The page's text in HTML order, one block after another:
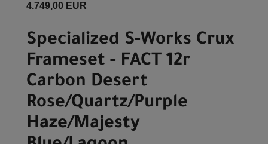
4.749,00 EUR
Specialized S-Works Crux
Frameset - FACT 12r
Carbon Desert
Rose/Quartz/Purple
Haze/Majesty